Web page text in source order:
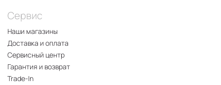
Сервис
Наши магазины
Доставка и оплата
Сервисный центр
Гарантия и возврат
Trade-In